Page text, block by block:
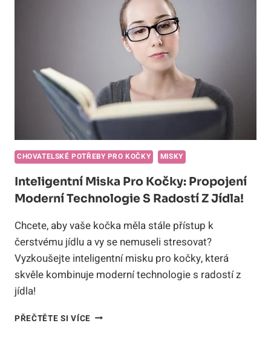
NECHTĚNÝM
KOČIČÍM
HRÁTKÁM
TOALETOU?
CHOVATELSKÉ POTŘEBY PRO KOČKY MISKY
Inteligentní Miska Pro Kočky: Propojení
Moderní Technologie S Radostí Z Jídla!
Chcete, aby vaše kočka měla stále přístup k
čerstvému jídlu a vy se nemuseli stresovat?
Vyzkoušejte inteligentní misku pro kočky, která
skvěle kombinuje moderní technologie s radostí z
jídla!
PŘEČTĚTE SI VÍCEINTELIGENTNÍ